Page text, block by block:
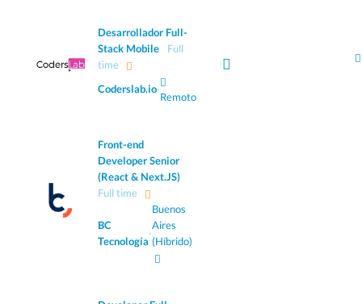
Desarrollador Full-
Stack Mobile
Full
time
Coderslab.io·
Remoto
Front-end
Developer Senior
(React & Next.JS)
Full time
BC
Tecnología
·
Buenos
Aires
(Híbrido)